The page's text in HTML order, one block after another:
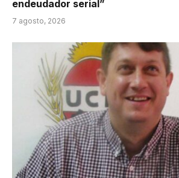
endeudador serial”
7 agosto, 2026